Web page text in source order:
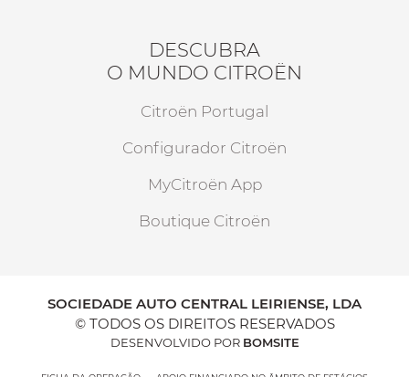
DESCUBRA
O MUNDO CITROËN
Citroën Portugal
Configurador Citroën
MyCitroën App
Boutique Citroën
SOCIEDADE AUTO CENTRAL LEIRIENSE, LDA
© TODOS OS DIREITOS RESERVADOS
DESENVOLVIDO POR BOMSITE